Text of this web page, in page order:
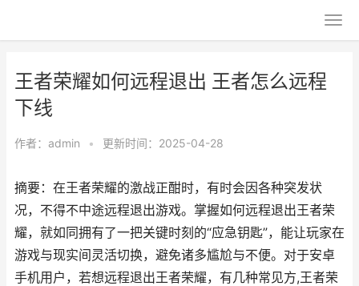
王者荣耀如何远程退出 王者怎么远程
下线
作者： admin • 更新时间：2025-04-28
摘要：在王者荣耀的激战正酣时，有时会因各种突发状
况，不得不中途远程退出游戏。掌握如何远程退出王者荣
耀，就如同拥有了一把关键时刻的“应急钥匙”，能让玩家在
游戏与现实间灵活切换，避免诸多尴尬与不便。对于安卓
手机用户，若想远程退出王者荣耀，有几种常见方,王者荣